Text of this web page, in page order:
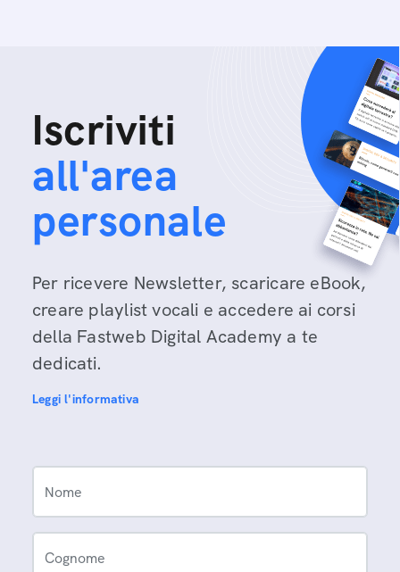
Iscriviti
all'area
personale
Per ricevere Newsletter, scaricare eBook,
creare playlist vocali e accedere ai corsi
della Fastweb Digital Academy a te
dedicati.
Leggi l'informativa
Nome
Cognome